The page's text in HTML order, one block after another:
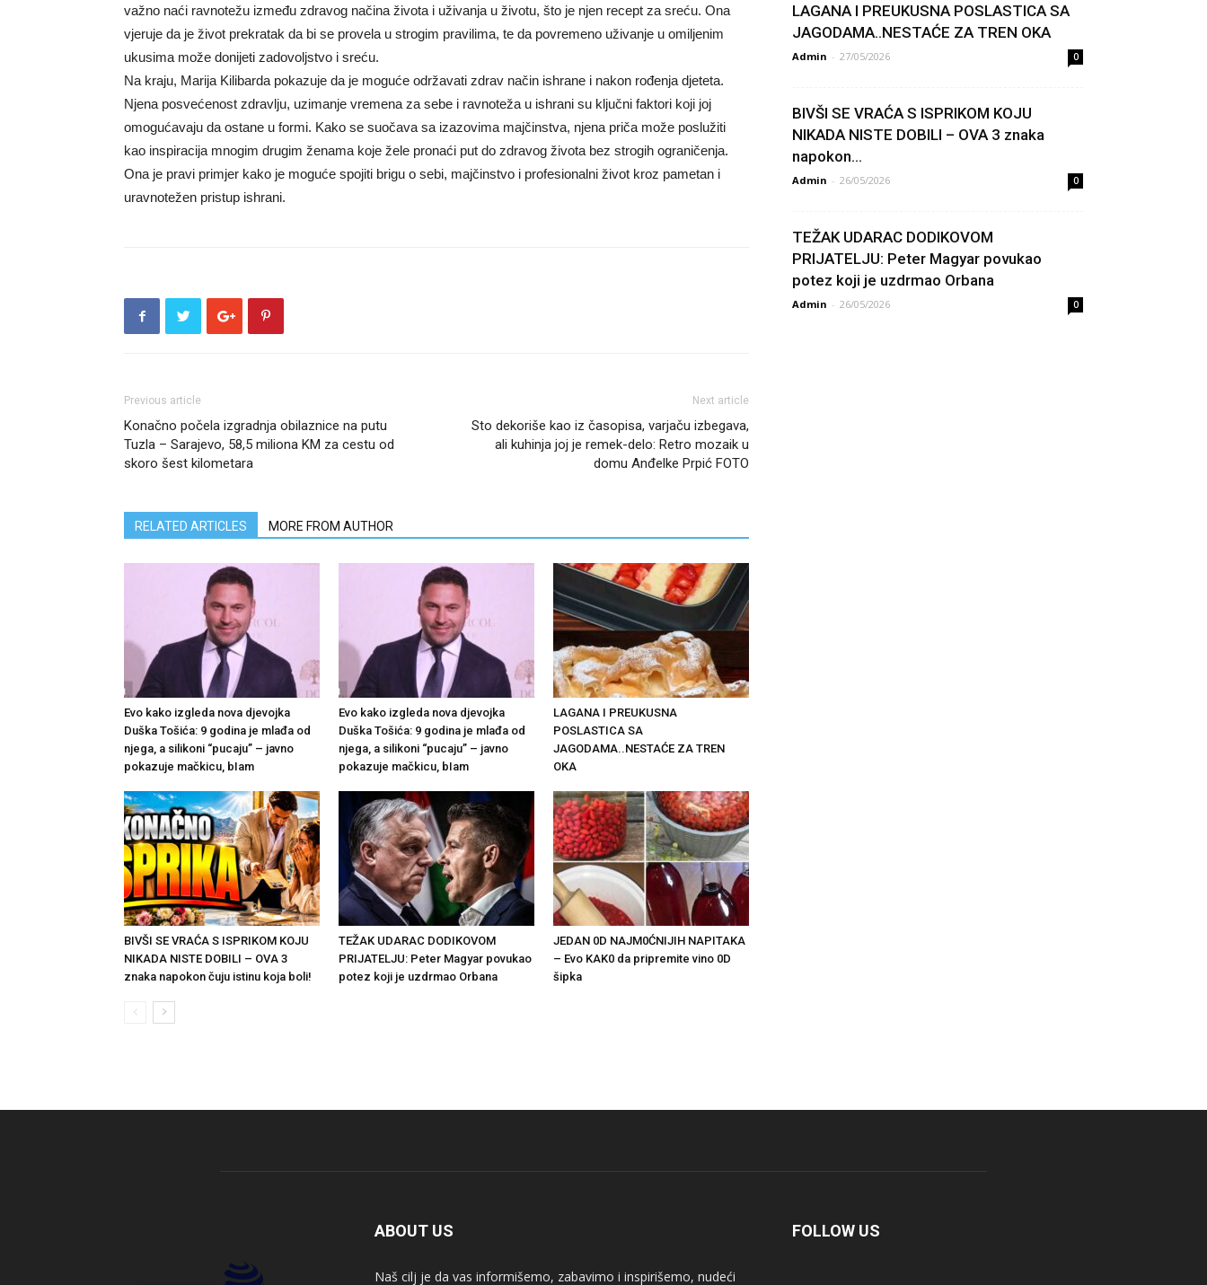
važno naći ravnotežu između zdravog načina života i uživanja u životu, što je njen recept za sreću. Ona
vjeruje da je život prekratak da bi se provela u strogim pravilima, te da povremeno uživanje u omiljenim
ukusima može donijeti zadovoljstvo i sreću.
Na kraju, Marija Kilibarda pokazuje da je moguće održavati zdrav način ishrane i nakon rođenja djeteta.
Njena posvećenost zdravlju, uzimanje vremena za sebe i ravnoteža u ishrani su ključni faktori koji joj
omogućavaju da ostane u formi. Kako se suočava sa izazovima majčinstva, njena priča može poslužiti
kao inspiracija mnogim drugim ženama koje žele pronaći put do zdravog života bez strogih ograničenja.
Ona je pravi primjer kako je moguće spojiti brigu o sebi, majčinstvo i profesionalni život kroz pametan i
uravnotežen pristup ishrani.
Previous article
Konačno počela izgradnja obilaznice na putu
Tuzla – Sarajevo, 58,5 miliona KM za cestu od
skoro šest kilometara
Next article
Sto dekoriše kao iz časopisa, varjaču izbegava,
ali kuhinja joj je remek-delo: Retro mozaik u
domu Anđelke Prpić FOTO
RELATED ARTICLES MORE FROM AUTHOR
Evo kako izgleda nova djevojka
Duška Tošića: 9 godina je mlađa od
njega, a silikoni “pucaju” – javno
pokazuje mačkicu, bIam
Evo kako izgleda nova djevojka
Duška Tošića: 9 godina je mlađa od
njega, a silikoni “pucaju” – javno
pokazuje mačkicu, bIam
LAGANA I PREUKUSNA
POSLASTICA SA
JAGODAMA..NESTAĆE ZA TREN
OKA
BIVŠI SE VRAĆA S ISPRIKOM KOJU
NIKADA NISTE DOBILI – OVA 3
znaka napokon čuju istinu koja boli!
TEŽAK UDARAC DODIKOVOM
PRIJATELJU: Peter Magyar povukao
potez koji je uzdrmao Orbana
JEDAN 0D NAJM0ĆNIJIH NAPITAKA
– Evo KAK0 da pripremite vino 0D
šipka
LAGANA I PREUKUSNA POSLASTICA SA
JAGODAMA..NESTAĆE ZA TREN OKA
Admin - 27/05/2026 0
BIVŠI SE VRAĆA S ISPRIKOM KOJU
NIKADA NISTE DOBILI – OVA 3 znaka
napokon...
Admin - 26/05/2026 0
TEŽAK UDARAC DODIKOVOM
PRIJATELJU: Peter Magyar povukao
potez koji je uzdrmao Orbana
Admin - 26/05/2026 0
ABOUT US
Naš cilj je da vas informišemo, zabavimo i inspirišemo, nudeći
FOLLOW US